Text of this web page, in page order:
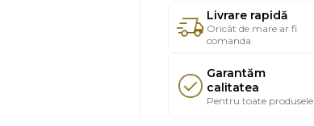
Livrare rapidă
Oricât de mare ar fi
comanda
Garantăm
calitatea
Pentru toate produsele